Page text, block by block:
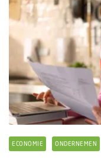
ECONOMIE ONDERNEMEN